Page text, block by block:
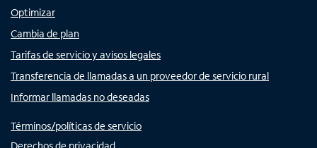
Optimizar
Cambia de plan
Tarifas de servicio y avisos legales
Transferencia de llamadas a un proveedor de servicio rural
Informar llamadas no deseadas
Términos/políticas de servicio